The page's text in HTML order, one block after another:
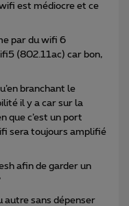
est médiocre et ce
par du wifi 6
(802.11ac) car bon,
branchant le
il y a car sur la
que c’est un port
sera toujours amplifié
afin de garder un
autre sans dépenser